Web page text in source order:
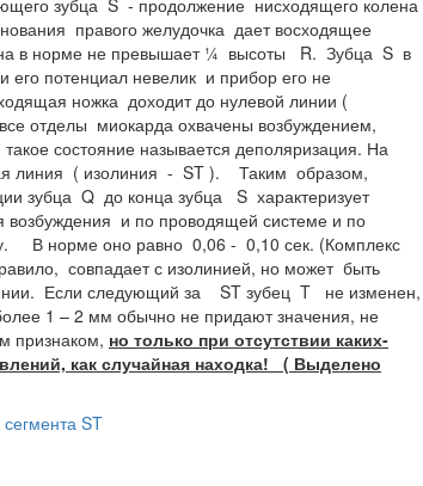
зубца S - продолжение нисходящего колена
правого желудочка дает восходящее
в норме не превышает ¼ высоты R. Зубца S в
потенциал невелик и прибор его не
ножка доходит до нулевой линии (
отделы миокарда охвачены возбуждением,
состояние называется деполяризация. На
линия ( изолиния - ST ). Таким образом,
зубца Q до конца зубца S характеризует
возбуждения и по проводящей системе и по
В норме оно равно 0,06 - 0,10 сек. (Комплекс
совпадает с изолинией, но может быть
Если следующий за ST зубец T не изменен,
1 – 2 мм обычно не придают значения, не
признаком, но только при отсутствии каких-
как случайная находка! ( Выделено
ST